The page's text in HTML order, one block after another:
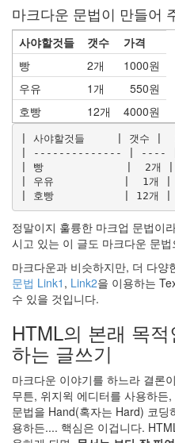
마크다운 문법이 만들어
사야할것들 갯수
가격
빵
2개
1000원
우유
1개
550원
호빵
12개 4000원
| 사야할것들     | 갯수 |
| -------------- | ----
| 빵             |  2개 |
| 우유           |  1개 |
정말이지 훌륭한 마크업 문법이
시고 있는 이 글도 마크다운 문
마크다운과 비슷하지만, 더 다양
문법 Link1 , Link2을 이용하는
수 있을 것입니다.
HTML의 본래 목
하는 글쓰기
마크다운 이야기를 하느라 결론
무튼, 위지윅 에디터를 사용하
문법을 Hand(혹자는 Hard) 코딩
용하든.... 핵심은 이겁니다.
by
hi8ar
디
아
블
로
안
녕
3
by
hi8ar
5
의
드
라
브..
2
hi8ar
외
계